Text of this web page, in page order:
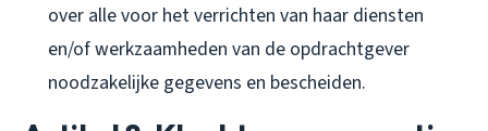
over alle voor het verrichten van haar diensten
en/of werkzaamheden van de opdrachtgever
noodzakelijke gegevens en bescheiden.